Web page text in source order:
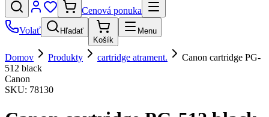
Cenová ponuka
Volať
Hľadať
Košík
Menu
Domov Produkty cartridge atrament.
Canon cartridge PG-
512 black
Canon
SKU: 78130